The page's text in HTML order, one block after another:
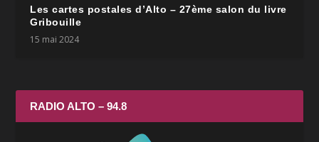
Les cartes postales d’Alto – 27ème salon du livre
Gribouille
15 mai 2024
RADIO ALTO – 94.8